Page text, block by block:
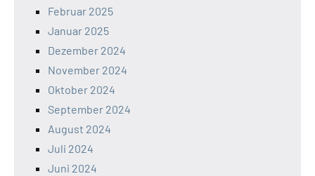
Februar 2025
Januar 2025
Dezember 2024
November 2024
Oktober 2024
September 2024
August 2024
Juli 2024
Juni 2024